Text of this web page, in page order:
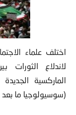
اختلف علماء
لاندلاع الثورات
الماركسية
(سوسيولوجيا ما بعد